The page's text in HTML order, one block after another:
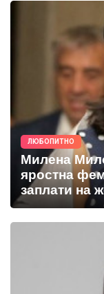
ЛЮБОПИТНО
Милена
яростна
заплати на